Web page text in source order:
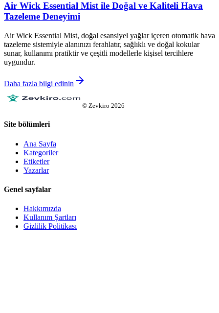
Air Wick Essential Mist ile Doğal ve Kaliteli Hava
Tazeleme Deneyimi
Air Wick Essential Mist, doğal esansiyel yağlar içeren otomatik hava
tazeleme sistemiyle alanınızı ferahlatır, sağlıklı ve doğal kokular
sunar, kullanımı pratiktir ve çeşitli modellerle kişisel tercihlere
uygundur.
Daha fazla bilgi edinin
© Zevkiro 2026
Site bölümleri
Ana Sayfa
Kategoriler
Etiketler
Yazarlar
Genel sayfalar
Hakkımızda
Kullanım Şartları
Gizlilik Politikası